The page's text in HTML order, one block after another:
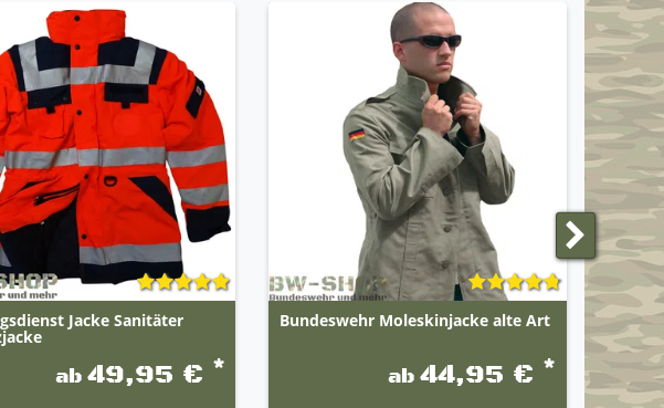
Jacke Sanitäter
ab 49,95 € *
Bundeswehr Moleskinjacke alte Art
ab44,95 € *